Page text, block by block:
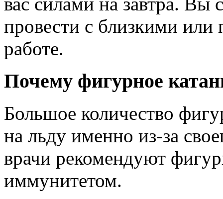
провести с близкими или
работе.
Почему фигурное
Большое количество
на льду именно из-за
врачи рекомендуют
иммунитетом.